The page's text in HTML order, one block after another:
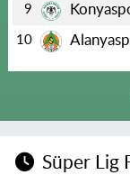
9
10
Süper Lig